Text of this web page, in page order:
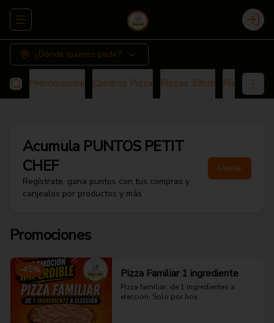
Abrir menu de navegación Login
¿Dónde quieres pedir?
Promociones Combos Pizza Pizzas 38cm Pizza 25cm
Acumula PUNTOS PETIT
CHEF
Regístrate, gana puntos con tus compras y
canjealos por productos y más
Únete
Promociones
-45% Pizza Familiar 1 ingrediente
Pizza familiar, de 1 ingredientes a
eleccion. Solo por hoy.